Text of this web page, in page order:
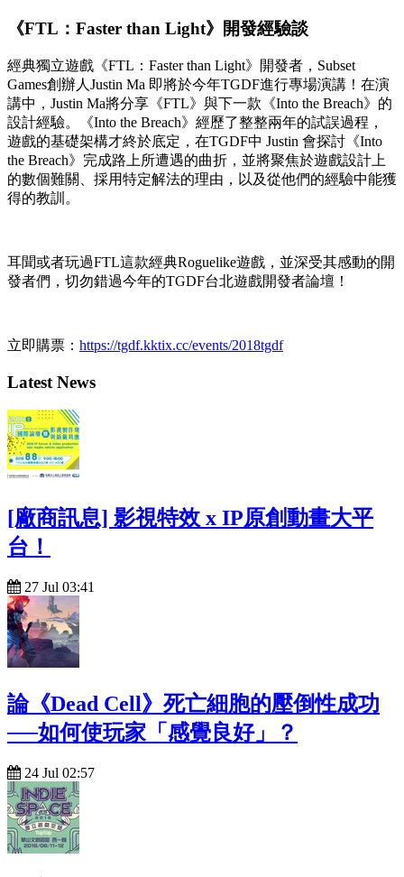
《FTL：Faster than Light》開發經驗談
經典獨立遊戲《FTL：Faster than Light》開發者，Subset
Games創辦人Justin Ma 即將於今年TGDF進行專場演講！在演
講中，Justin Ma將分享《FTL》與下一款《Into the Breach》的
設計經驗。《Into the Breach》經歷了整整兩年的試誤過程，
遊戲的基礎架構才終於底定，在TGDF中 Justin 會探討《Into
the Breach》完成路上所遭遇的曲折，並將聚焦於遊戲設計上
的數個難關、採用特定解法的理由，以及從他們的經驗中能獲
得的教訓。
耳聞或者玩過FTL這款經典Roguelike遊戲，並深受其感動的開
發者們，切勿錯過今年的TGDF台北遊戲開發者論壇！
立即購票： https://tgdf.kktix.cc/events/2018tgdf
Latest News
[廠商訊息] 影視特效 x IP原創動畫大平
台！
27 Jul 03:41
論《Dead Cell》死亡細胞的壓倒性成功
──如何使玩家「感覺良好」？
24 Jul 02:57